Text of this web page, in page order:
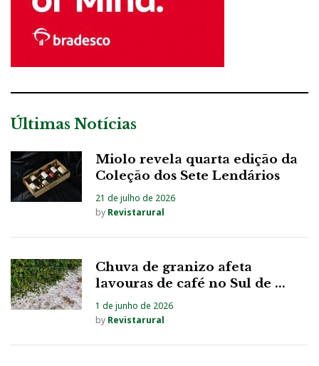
Últimas Notícias
Miolo revela quarta edição da
Coleção dos Sete Lendários
21 de julho de 2026
by Revistarural
Chuva de granizo afeta
lavouras de café no Sul de ...
1 de junho de 2026
by Revistarural